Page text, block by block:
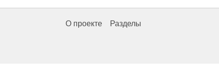
О проекте Разделы